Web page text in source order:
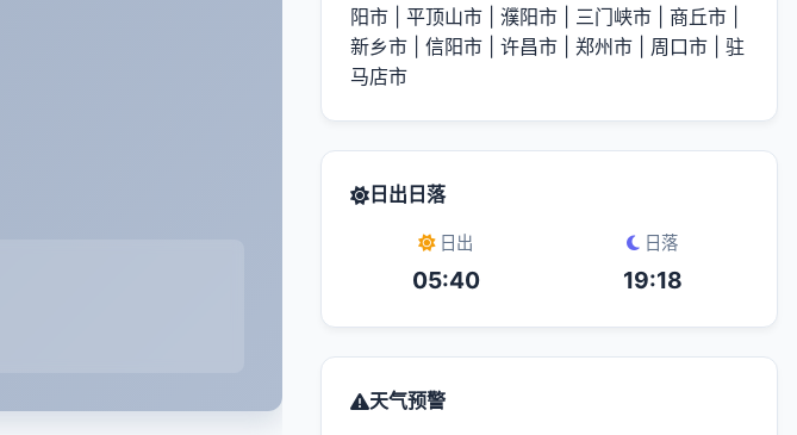
阳市
平顶山市 濮阳市 三门峡市 商丘市
新乡市
信阳市 许昌市 郑州市 周口市
驻
马店市
日出日落
日出
05:40
日落
19:18
天气预警